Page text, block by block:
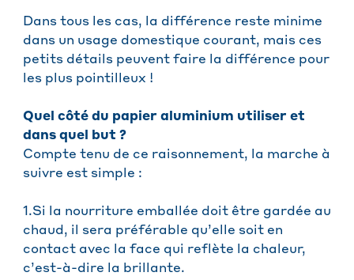
Dans tous les cas, la différence reste minime
dans un usage domestique courant, mais ces
petits détails peuvent faire la différence pour
les plus pointilleux !
Quel côté du papier aluminium utiliser et
dans quel but ?
Compte tenu de ce raisonnement, la marche à
suivre est simple :
1.Si la nourriture emballée doit être gardée au
chaud, il sera préférable qu’elle soit en
contact avec la face qui reflète la chaleur,
c’est-à-dire la brillante.